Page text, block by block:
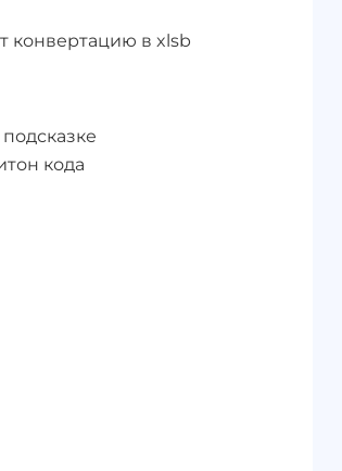
конвертацию в xlsb
кода